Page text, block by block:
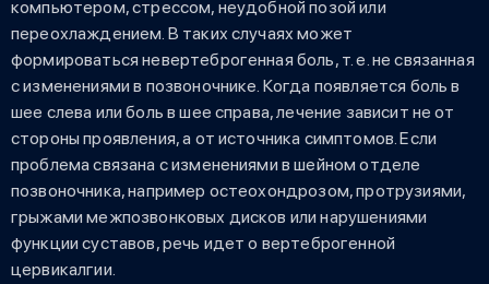
компьютером, стрессом, неудобной позой или
переохлаждением. В таких случаях может
формироваться невертеброгенная боль, т. е. не связанная
с изменениями в позвоночнике. Когда появляется боль в
шее слева или боль в шее справа, лечение зависит не от
стороны проявления, а от источника симптомов. Если
проблема связана с изменениями в шейном отделе
позвоночника, например остеохондрозом, протрузиями,
грыжами межпозвонковых дисков или нарушениями
функции суставов, речь идет о вертеброгенной
цервикалгии.